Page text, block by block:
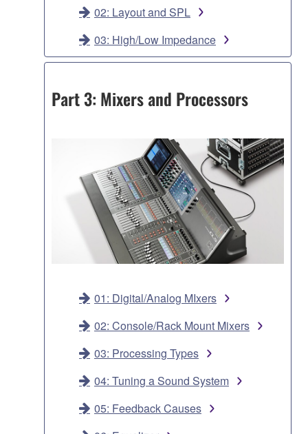
02: Layout and SPL
03: High/Low Impedance
Part 3: Mixers and Processors
01: Digital/Analog MIxers
02: Console/Rack Mount Mixers
03: Processing Types
04: Tuning a Sound System
05: Feedback Causes